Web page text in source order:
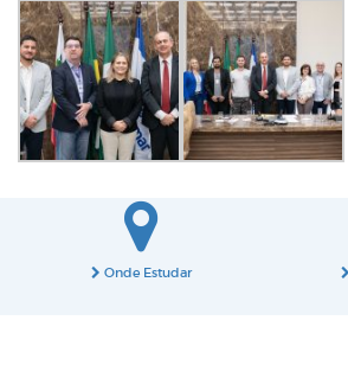
Onde Estudar